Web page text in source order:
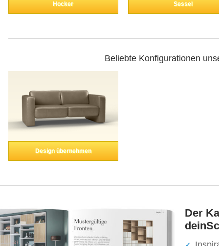
Hocker Sessel
Beliebte Konfigurationen
Design übernehmen
Der